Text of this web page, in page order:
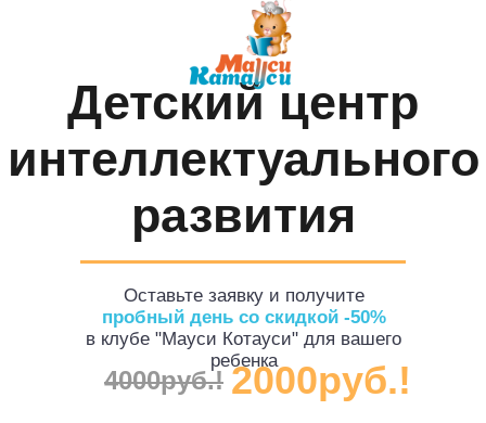
Детский центр
интеллектуального
развития
2000руб.!
4000руб.!
Оставьте заявку и получите
пробный день со скидкой -50%
в клубе "Мауси Котауси" для вашего
ребенка